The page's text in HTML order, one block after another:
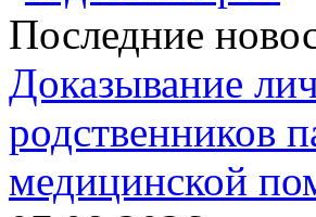
Последние
Доказывание
родственников
медицинской